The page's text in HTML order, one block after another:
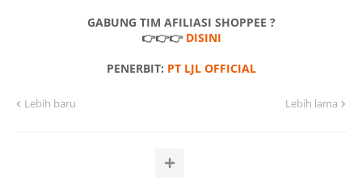
GABUNG TIM AFILIASI SHOPPEE ?
👉👉👉 DISINI
PENERBIT: PT LJL OFFICIAL
Lebih baru Lebih lama